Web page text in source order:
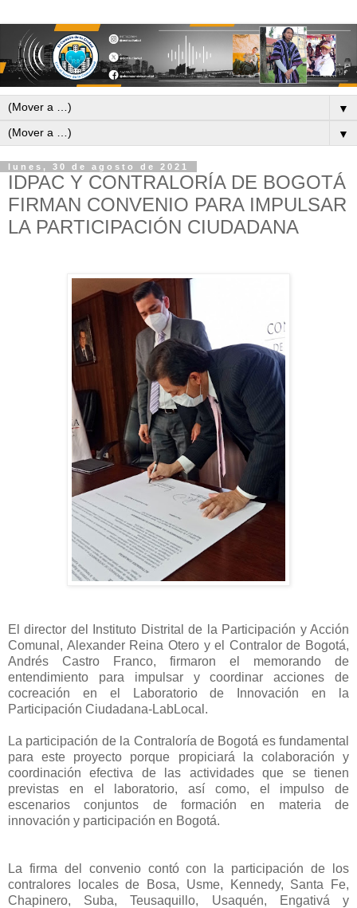
▼
▼
lunes, 30 de agosto de 2021
IDPAC Y CONTRALORÍA DE BOGOTÁ
FIRMAN CONVENIO PARA IMPULSAR
LA PARTICIPACIÓN CIUDADANA
El director del Instituto Distrital de la Participación y Acción
Comunal, Alexander Reina Otero y el Contralor de Bogotá,
Andrés Castro Franco, firmaron el memorando de
entendimiento para impulsar y coordinar acciones de
cocreación en el Laboratorio de Innovación en la
Participación Ciudadana-LabLocal.
La participación de la Contraloría de Bogotá es fundamental
para este proyecto porque propiciará la colaboración y
coordinación efectiva de las actividades que se tienen
previstas en el laboratorio, así como, el impulso de
escenarios conjuntos de formación en materia de
innovación y participación en Bogotá.
La firma del convenio contó con la participación de los
contralores locales de Bosa, Usme, Kennedy, Santa Fe,
Chapinero, Suba, Teusaquillo, Usaquén, Engativá y